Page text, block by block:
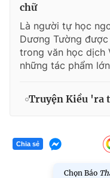
chữ
Là người tự học
Dương Tường
trong văn học dịch
những tác phẩm
Truyện Kiều 'ra
Chia sẻ
Chọn Báo